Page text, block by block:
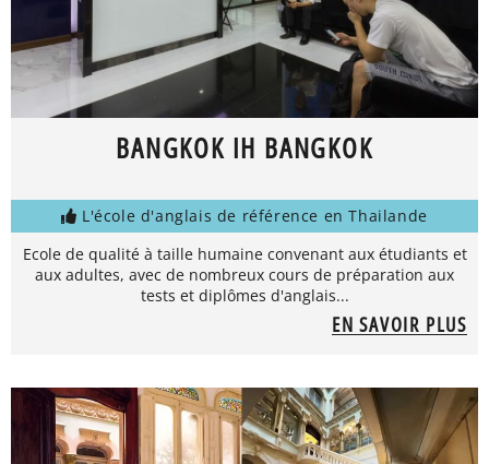
BANGKOK IH BANGKOK
L'école d'anglais de référence en Thailande
Ecole de qualité à taille humaine convenant aux étudiants et
aux adultes, avec de nombreux cours de préparation aux
tests et diplômes d'anglais...
EN SAVOIR PLUS